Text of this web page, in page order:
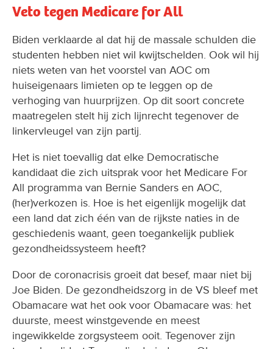
Veto tegen Medicare for All
Biden verklaarde al dat hij de massale schulden die
studenten hebben niet wil kwijtschelden. Ook wil hij
niets weten van het voorstel van AOC om
huiseigenaars limieten op te leggen op de
verhoging van huurprijzen. Op dit soort concrete
maatregelen stelt hij zich lijnrecht tegenover de
linkervleugel van zijn partij.
Het is niet toevallig dat elke Democratische
kandidaat die zich uitsprak voor het Medicare For
All programma van Bernie Sanders en AOC,
(her)verkozen is. Hoe is het eigenlijk mogelijk dat
een land dat zich één van de rijkste naties in de
geschiedenis waant, geen toegankelijk publiek
gezondheidssysteem heeft?
Door de coronacrisis groeit dat besef, maar niet bij
Joe Biden. De gezondheidszorg in de VS bleef met
Obamacare wat het ook voor Obamacare was: het
duurste, meest winstgevende en meest
ingewikkelde zorgsysteem ooit. Tegenover zijn